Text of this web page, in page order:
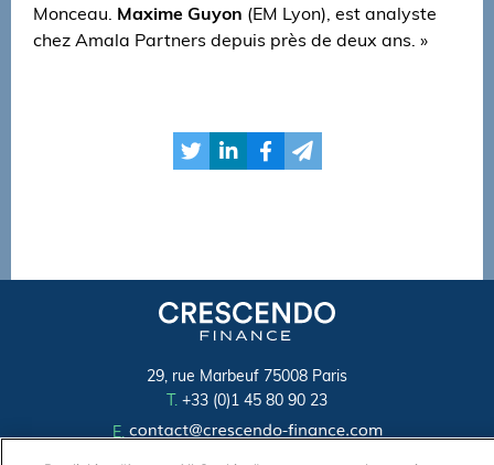
Monceau. Maxime Guyon (EM Lyon), est analyste
chez Amala Partners depuis près de deux ans. »
29, rue Marbeuf 75008 Paris
T. +33 (0)1 45 80 90 23
E.